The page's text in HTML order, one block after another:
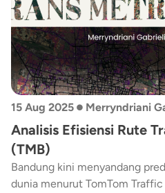
15 Aug 2025 • Merryndriani
Analisis Efisiensi Rute
(TMB)
Bandung kini menyandang
dunia menurut TomTom